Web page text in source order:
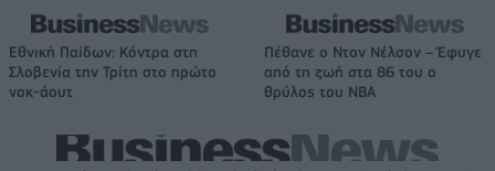
Εθνική Παίδων: Κόντρα στη
Σλοβενία την Τρίτη στο πρώτο
νοκ-άουτ
Πέθανε ο Ντον Νέλσον – Έφυγε
από τη ζωή στα 86 του ο
θρύλος του NBA